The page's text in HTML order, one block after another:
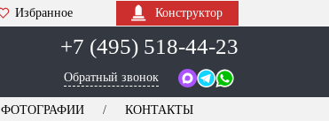
Избранное Конструктор
+7 (495) 518-44-23
Обратный звонок
ФОТОГРАФИИ КОНТАКТЫ